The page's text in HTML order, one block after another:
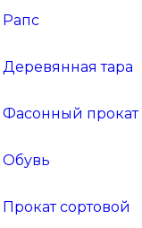
Рапс
Деревянная тара
Фасонный прокат
Обувь
Прокат сортовой